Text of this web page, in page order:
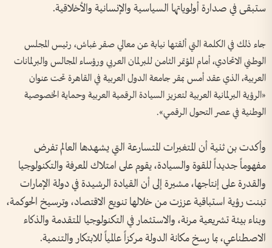
ستبقى في صدارة أولوياتها السياسية والإنسانية والأخلاقية.
جاء ذلك في الكلمة التي ألقتها نيابة عن معالي صقر غباش، رئيس المجلس
الوطني الاتحادي، أمام المؤتمر الثامن للبرلمان العربي ورؤساء المجالس والبرلمانات
العربية، الذي عقد أمس بمقر جامعة الدول العربية في القاهرة تحت عنوان
«الرؤية البرلمانية العربية لتعزيز السيادة الرقمية العربية وحماية الخصوصية
الوطنية في عصر التحول الرقمي».
وأكدت بن ثنية أن المتغيرات المتسارعة التي يشهدها العالم تفرض
مفهوماً جديداً للقوة والسيادة، يقوم على امتلاك المعرفة والتكنولوجيا
والقدرة على إنتاجها، مشيرة إلى أن القيادة الرشيدة في دولة الإمارات
تبنت رؤية استباقية عززت من خلالها تنويع الاقتصاد، وترسيخ الحوكمة،
وبناء بيئة تشريعية مرنة، والاستثمار في التكنولوجيا المتقدمة والذكاء
الاصطناعي، بما رسخ مكانة الدولة مركزاً عالمياً للابتكار والتنمية.